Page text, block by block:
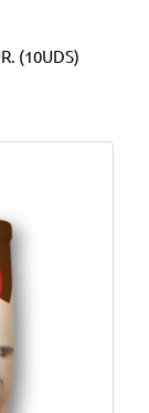
1'20 EUR. (10UDS)